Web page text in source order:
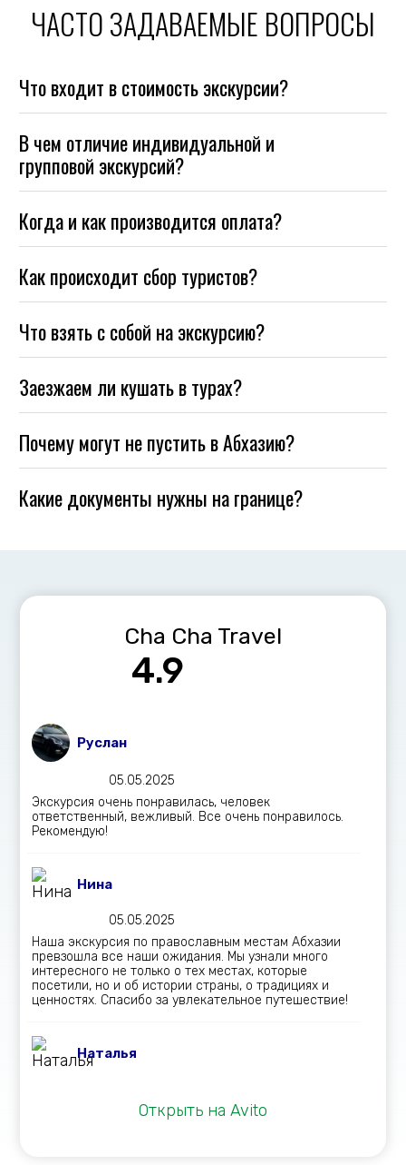
ЧАСТО ЗАДАВАЕМЫЕ ВОПРОСЫ
Что входит в стоимость экскурсии?
В чем отличие индивидуальной и
групповой экскурсий?
Когда и как производится оплата?
Как происходит сбор туристов?
Что взять с собой на экскурсию?
Заезжаем ли кушать в турах?
Почему могут не пустить в Абхазию?
Какие документы нужны на границе?
Cha Cha Travel
4.9
Руслан
05.05.2025
Экскурсия очень понравилась, человек
ответственный, вежливый. Все очень понравилось.
Рекомендую!
Нина
05.05.2025
Наша экскурсия по православным местам Абхазии
превзошла все наши ожидания. Мы узнали много
интересного не только о тех местах, которые
посетили, но и об истории страны, о традициях и
ценностях. Спасибо за увлекательное путешествие!
Наталья
Замечательная экскурсия с замечательным гидом,
Открыть на Avito